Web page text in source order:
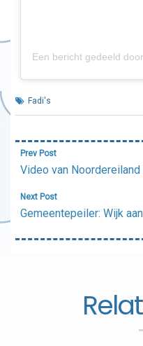
Fadi's
Bericht
navigatie
Prev Post
Video van Noordereiland
Next Post
Gemeentepeiler: Wijk